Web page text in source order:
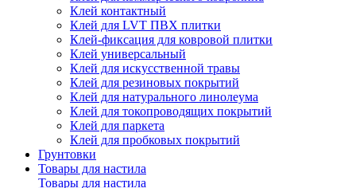
Клей контактный
Клей для LVT ПВХ плитки
Клей-фиксация для ковровой плитки
Клей универсальный
Клей для искусственной травы
Клей для резиновых покрытий
Клей для натурального линолеума
Клей для токопроводящих покрытий
Клей для паркета
Клей для пробковых покрытий
Грунтовки
Товары для настила
Товары для настила